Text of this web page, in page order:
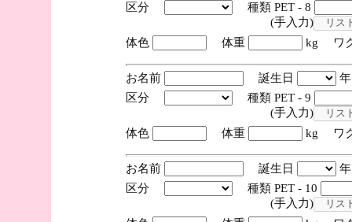
区分
種類 PET - 8
(手入力)
体色
体重 kg ワ
お名前 誕生日
区分
種類 PET - 9
(手入力)
体色
体重 kg ワ
お名前 誕生日
区分
種類 PET - 10
(手入力)